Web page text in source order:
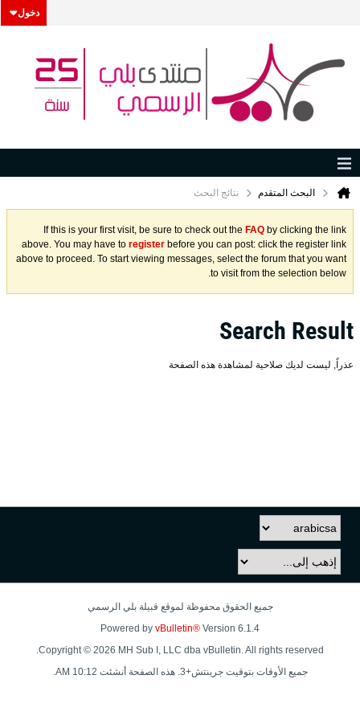
دخول
البحث المتقدم نتائج البحث
If this is your first visit, be sure to check out the FAQ by clicking the link
above. You may have to register before you can post: click the register link
above to proceed. To start viewing messages, select the forum that you want
to visit from the selection below.
Search Result
عذراً, ليست لديك صلاحية لمشاهدة هذه الصفحة
جميع الحقوق محفوظة لموقع قبيلة بلي الرسمي
Powered by vBulletin® Version 6.1.4
Copyright © 2026 MH Sub I, LLC dba vBulletin. All rights reserved.
جميع الأوقات بتوقيت جرينتش+3. هذه الصفحة أنشئت 10:12 AM.